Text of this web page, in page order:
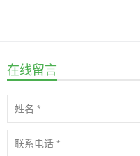
在线留言